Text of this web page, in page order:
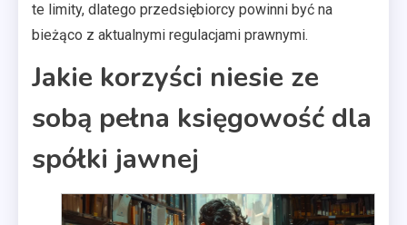
te limity, dlatego przedsiębiorcy powinni być na
bieżąco z aktualnymi regulacjami prawnymi.
Jakie korzyści niesie ze
sobą pełna księgowość dla
spółki jawnej